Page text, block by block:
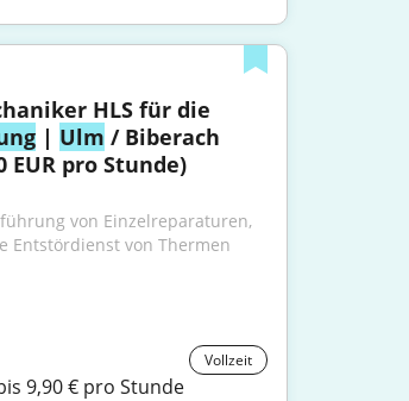
| Ulm / Biberach
EUR pro Stunde)
von Einzelreparaturen,
Entstördienst von Thermen
Vollzeit
9,90 € pro Stunde